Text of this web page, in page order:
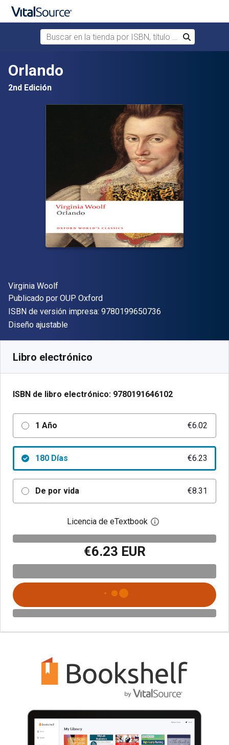
Saltar al contenido principal
Buscar en la tienda por ISBN, título o autor
Buscar
Orlando
2nd Edición
Autor(es)
Virginia Woolf
Editorial
Publicado por OUP Oxford
ISBN de versión impresa: 9780199650736
Formato
Diseño ajustable
Libro electrónico
ISBN de libro electrónico: 9780191646102
1 Año €6.02
180 Días €6.23
De por vida €8.31
Licencia de eTextbook Abre el cuadro de
€6.23 EUR